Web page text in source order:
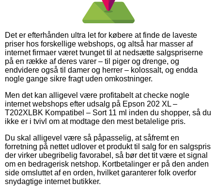
Det er efterhånden ultra let for købere at finde de laveste
priser hos forskellige webshops, og altså har masser af
internet firmaer været tvunget til at nedsætte salgspriserne
på en række af deres varer – til piger og drenge, og
endvidere også til damer og herrer – kolossalt, og endda
nogle gange sikre fragt uden omkostninger.
Men det kan alligevel være profitabelt at checke nogle
internet webshops efter udsalg på Epson 202 XL –
T202XLBK Kompatibel – Sort 11 ml inden du shopper, så du
ikke er i tvivl om at modtage den mest betalelige pris.
Du skal alligevel være så påpasselig, at såfremt en
forretning på nettet udlover et produkt til salg for en salgspris
der virker ubegribelig favorabel, så bør det tit være et signal
om en bedragerisk netshop. Kortbetalinger er på den anden
side omsluttet af en orden, hvilket garanterer folk overfor
snydagtige internet butikker.